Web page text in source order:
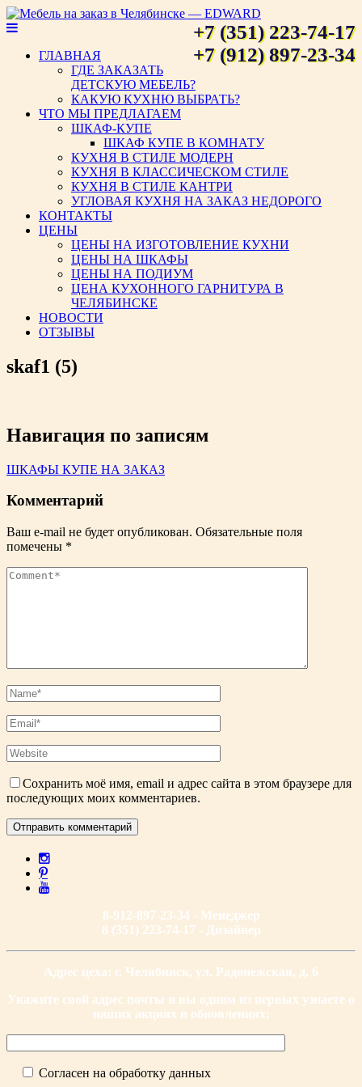
Мебель на заказ в Челябинске
— EDWARD
+7 (351) 223-74-17
+7 (912) 897-23-34
ГЛАВНАЯ
ГДЕ ЗАКАЗАТЬ
ДЕТСКУЮ МЕБЕЛЬ?
КАКУЮ КУХНЮ ВЫБРАТЬ?
ЧТО МЫ ПРЕДЛАГАЕМ
ШКАФ-КУПЕ
ШКАФ КУПЕ В КОМНАТУ
КУХНЯ В СТИЛЕ МОДЕРН
КУХНЯ В КЛАССИЧЕСКОМ СТИЛЕ
КУХНЯ В СТИЛЕ КАНТРИ
УГЛОВАЯ КУХНЯ НА ЗАКАЗ НЕДОРОГО
КОНТАКТЫ
ЦЕНЫ
ЦЕНЫ НА ИЗГОТОВЛЕНИЕ КУХНИ
ЦЕНЫ НА ШКАФЫ
ЦЕНЫ НА ПОДИУМ
ЦЕНА КУХОННОГО ГАРНИТУРА В
ЧЕЛЯБИНСКЕ
НОВОСТИ
ОТЗЫВЫ
skaf1 (5)
Навигация по записям
ШКАФЫ КУПЕ НА ЗАКАЗ
Комментарий
Ваш e-mail не будет опубликован. Обязательные поля
помечены *
Сохранить моё имя, email и адрес сайта в этом браузере для
последующих моих комментариев.
8-912-897-23-34 - Менеджер
8 (351) 223-74-17 - Дизайнер
Адрес цеха: г. Челябинск, ул. Радонежская, д. 6
Укажите свой адрес почты и вы одним из первых узнаете о
наших акциях и обновлениях:
Согласен на обработку данных